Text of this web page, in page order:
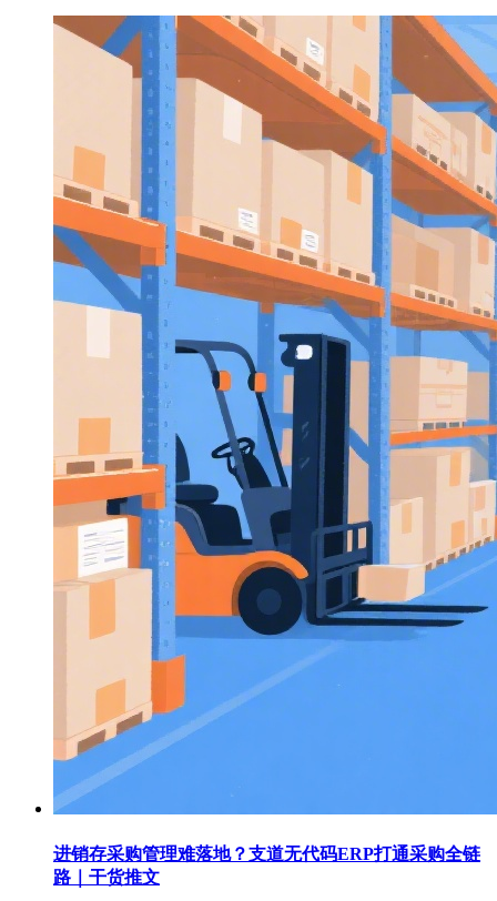
进销存采购管理难落地？支道无代码ERP打通采购全链
路｜干货推文